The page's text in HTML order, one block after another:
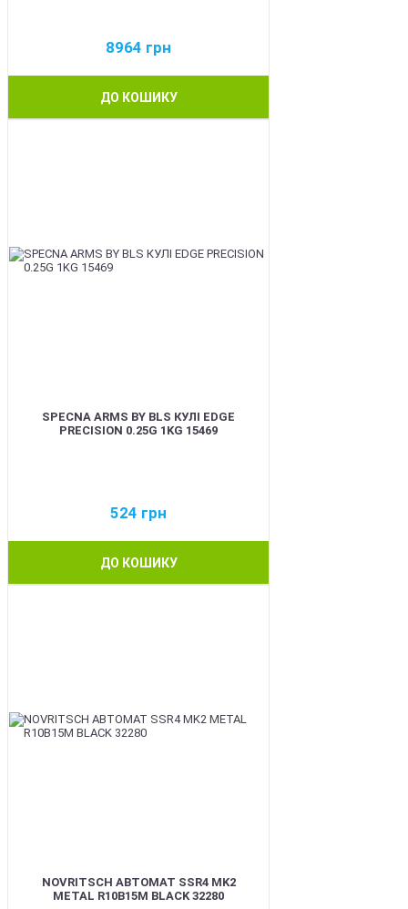
8964 грн
ДО КОШИКУ
SPECNA ARMS BY BLS КУЛІ EDGE
PRECISION 0.25G 1KG 15469
524 грн
ДО КОШИКУ
NOVRITSCH АВТОМАТ SSR4 MK2
METAL R10B15M BLACK 32280